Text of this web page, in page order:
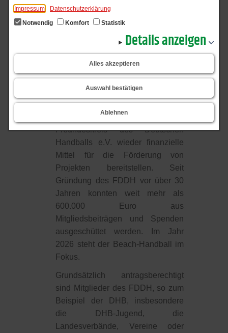
Impressum
Datenschutzerklärung
Notwendig
Komfort Statistik
Details anzeigen
Alles akzeptieren
Auswahl bestätigen
Ablehnen
Auch im Jahr 2026 wird der
Freundeskreis des Deutschen
Handballs e.V. wieder finanzielle
Mittel für die Förderung von
Projekten bereitstellen. Seit
Gründung des FDDH vor über 30
Jahren konnten weit mehr als
600.000 Euro aus
Mitgliedsbeiträgen und Spenden
ausgeschüttet werden. Im Jahr
2026 steht der Beach-Handball im
Fokus.
Grundsätzlich antragsberechtigt
sind Mitglieder des FDDH, so zum
Beispiel der DHB, insbesondere
die DHB-Jugend, die
Landesverbände, Vereine oder